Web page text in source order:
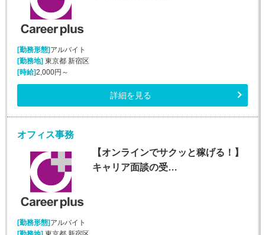
[勤務形態] アルバイト
[勤務地] 東京都 新宿区
[時給]2,000円～
詳細を見る
オフィス事務
【オンラインでサクッと稼げる！】
キャリア面談の受…
[勤務形態]アルバイト